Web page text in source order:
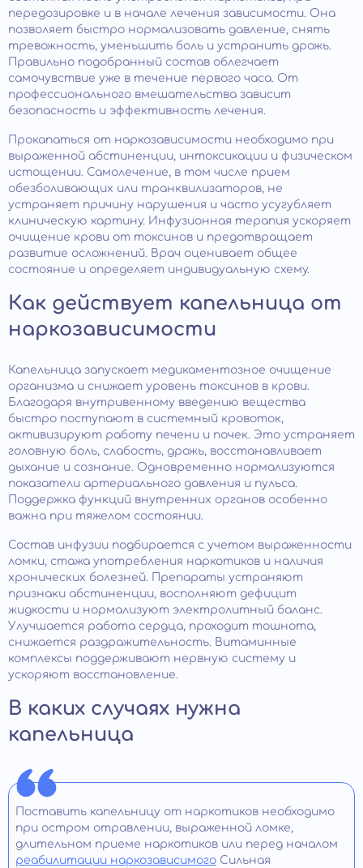
передозировке и в начале лечения зависимости. Она
позволяет быстро нормализовать давление, снять
тревожность, уменьшить боль и устранить дрожь.
Правильно подобранный состав облегчает
самочувствие уже в течение первого часа. От
профессионального вмешательства зависит
безопасность и эффективность лечения.
Прокапаться от наркозависимости необходимо при
выраженной абстиненции, интоксикации и физическом
истощении. Самолечение, в том числе прием
обезболивающих или транквилизаторов, не
устраняет причину нарушения и часто усугубляет
клиническую картину. Инфузионная терапия ускоряет
очищение крови от токсинов и предотвращает
развитие осложнений. Врач оценивает общее
состояние и определяет индивидуальную схему.
Как действует капельница от
наркозависимости
Капельница запускает медикаментозное очищение
организма и снижает уровень токсинов в крови.
Благодаря внутривенному введению вещества
быстро поступают в системный кровоток,
активизируют работу печени и почек. Это устраняет
головную боль, слабость, дрожь, восстанавливает
дыхание и сознание. Одновременно нормализуются
показатели артериального давления и пульса.
Поддержка функций внутренних органов особенно
важна при тяжелом состоянии.
Состав инфузии подбирается с учетом выраженности
ломки, стажа употребления наркотиков и наличия
хронических болезней. Препараты устраняют
признаки абстиненции, восполняют дефицит
жидкости и нормализуют электролитный баланс.
Улучшается работа сердца, проходит тошнота,
снижается раздражительность. Витаминные
комплексы поддерживают нервную систему и
ускоряют восстановление.
В каких случаях нужна
капельница
Поставить капельницу от наркотиков необходимо
при остром отравлении, выраженной ломке,
длительном приеме наркотиков или перед началом
реабилитации наркозависимого Сильная